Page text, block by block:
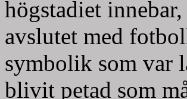
högstadiet
avslutet med
symbolik som var
blivit petad som